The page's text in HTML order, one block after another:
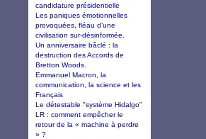
candidature présidentielle
Les paniques émotionnelles
provoquées, fléau d’une
civilisation sur-désinformée.
Un anniversaire bâclé : la
destruction des Accords de
Bretton Woods.
Emmanuel Macron, la
communication, la science et les
Français
Le détestable "système Hidalgo"
LR : comment empêcher le
retour de la « machine à perdre
» ?